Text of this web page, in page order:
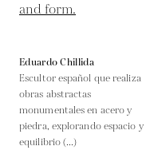
Eduardo Chillida
Escultor español que realiza
obras abstractas
monumentales en acero y
piedra, explorando espacio y
equilibrio (...)